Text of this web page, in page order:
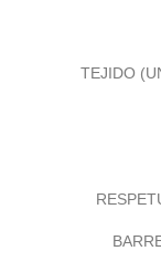
TEJIDO